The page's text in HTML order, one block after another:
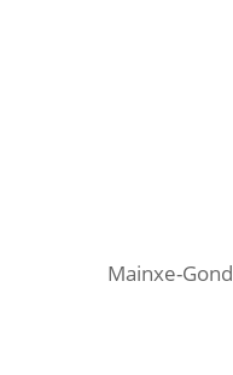
Mainxe-